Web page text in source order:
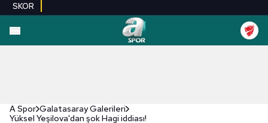
SKOR
EN YENILER
A Spor Galatasaray Galerileri
Yüksel Yeşilova'dan şok Hagi iddiası!